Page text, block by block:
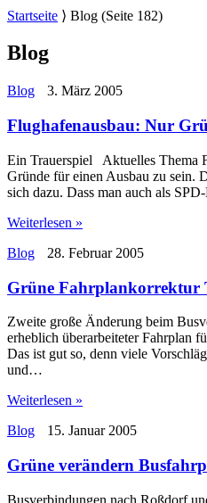
Startseite ⟩ Blog (Seite 182)
Blog
Blog 3. März 2005
Flughafenausbau: Nur
Ein Trauerspiel Aktuelles Thema
Gründe für einen Ausbau zu sein.
sich dazu. Dass man auch als
Weiterlesen »
Blog
28. Februar 2005
Grüne Fahrplankorrektur
Zweite große Änderung beim
erheblich überarbeiteter Fahrplan
Das ist gut so, denn viele
und…
Weiterlesen »
Blog
15. Januar 2005
Grüne verändern
Busverbindungen nach Roßdorf